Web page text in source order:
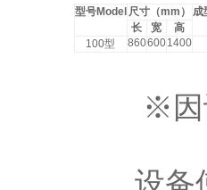
型号Model 尺寸（mm ）
成
长
宽
高
100型 8606001400
※因设
设备使